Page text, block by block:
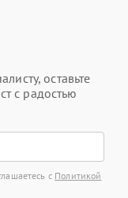
оставьте
с радостью
с Политикой